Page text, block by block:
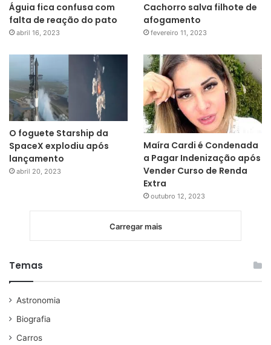
Águia fica confusa com
falta de reação do pato
abril 16, 2023
Cachorro salva filhote de
afogamento
fevereiro 11, 2023
O foguete Starship da
SpaceX explodiu após
lançamento
abril 20, 2023
Maíra Cardi é Condenada
a Pagar Indenização após
Vender Curso de Renda
Extra
outubro 12, 2023
Carregar mais
Temas
Astronomia
Biografia
Carros